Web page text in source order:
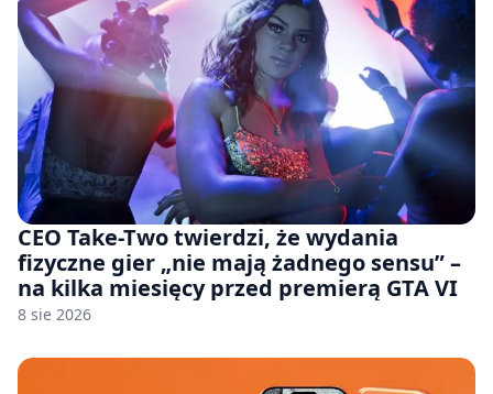
CEO Take-Two twierdzi, że wydania
fizyczne gier „nie mają żadnego sensu” –
na kilka miesięcy przed premierą GTA VI
8 sie 2026